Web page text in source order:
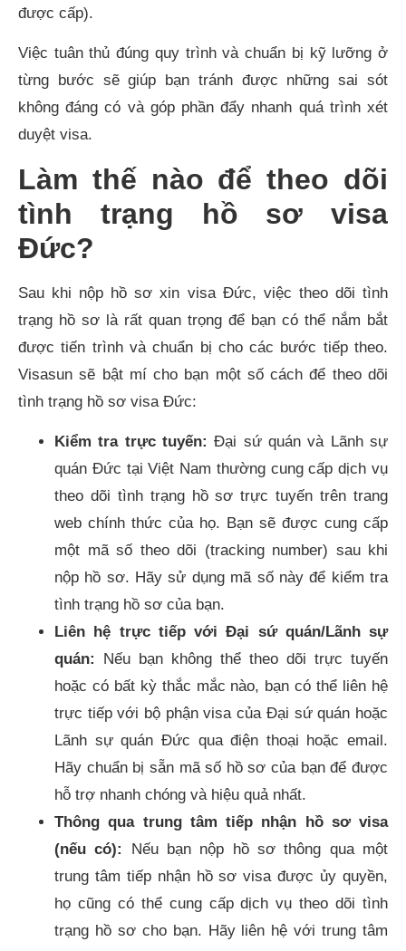
được cấp).
Việc tuân thủ đúng quy trình và chuẩn bị kỹ lưỡng ở
từng bước sẽ giúp bạn tránh được những sai sót
không đáng có và góp phần đẩy nhanh quá trình xét
duyệt visa.
Làm thế nào để theo dõi
tình trạng hồ sơ visa
Đức?
Sau khi nộp hồ sơ xin visa Đức, việc theo dõi tình
trạng hồ sơ là rất quan trọng để bạn có thể nắm bắt
được tiến trình và chuẩn bị cho các bước tiếp theo.
Visasun sẽ bật mí cho bạn một số cách để theo dõi
tình trạng hồ sơ visa Đức:
Kiểm tra trực tuyến:Đại sứ quán và Lãnh sự
quán Đức tại Việt Nam thường cung cấp dịch vụ
theo dõi tình trạng hồ sơ trực tuyến trên trang
web chính thức của họ. Bạn sẽ được cung cấp
một mã số theo dõi (tracking number) sau khi
nộp hồ sơ. Hãy sử dụng mã số này để kiểm tra
tình trạng hồ sơ của bạn.
Liên hệ trực tiếp với Đại sứ quán/Lãnh sự
quán: Nếu bạn không thể theo dõi trực tuyến
hoặc có bất kỳ thắc mắc nào, bạn có thể liên hệ
trực tiếp với bộ phận visa của Đại sứ quán hoặc
Lãnh sự quán Đức qua điện thoại hoặc email.
Hãy chuẩn bị sẵn mã số hồ sơ của bạn để được
hỗ trợ nhanh chóng và hiệu quả nhất.
Thông qua trung tâm tiếp nhận hồ sơ visa
(nếu có): Nếu bạn nộp hồ sơ thông qua một
trung tâm tiếp nhận hồ sơ visa được ủy quyền,
họ cũng có thể cung cấp dịch vụ theo dõi tình
trạng hồ sơ cho bạn. Hãy liên hệ với trung tâm